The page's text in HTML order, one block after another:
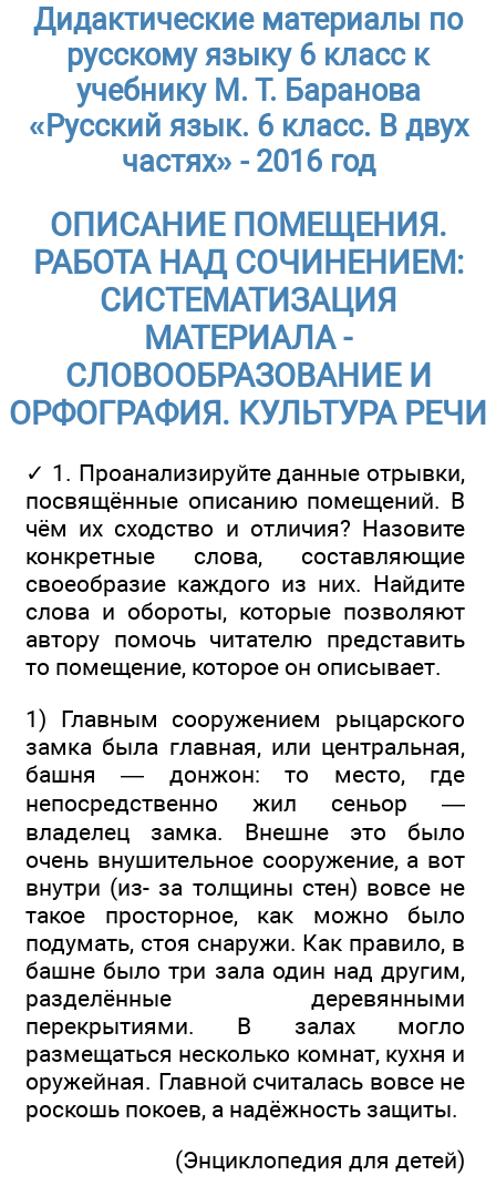
Дидактические материалы по
русскому языку 6 класс к
учебнику М. Т. Баранова
«Русский язык. 6 класс. В двух
частях» - 2016 год
ОПИСАНИЕ ПОМЕЩЕНИЯ.
РАБОТА НАД СОЧИНЕНИЕМ:
СИСТЕМАТИЗАЦИЯ
МАТЕРИАЛА -
СЛОВООБРАЗОВАНИЕ И
ОРФОГРАФИЯ. КУЛЬТУРА РЕЧИ
✓ 1. Проанализируйте данные отрывки,
посвящённые описанию помещений. В
чём их сходство и отличия? Назовите
конкретные слова, составляющие
своеобразие каждого из них. Найдите
слова и обороты, которые позволяют
автору помочь читателю представить
то помещение, которое он описывает.
1) Главным сооружением рыцарского
замка была главная, или центральная,
башня — донжон: то место, где
непосредственно жил сеньор —
владелец замка. Внешне это было
очень внушительное сооружение, а вот
внутри (из- за толщины стен) вовсе не
такое просторное, как можно было
подумать, стоя снаружи. Как правило, в
башне было три зала один над другим,
разделённые деревянными
перекрытиями. В залах могло
размещаться несколько комнат, кухня и
оружейная. Главной считалась вовсе не
роскошь покоев, а надёжность защиты.
(Энциклопедия для детей)